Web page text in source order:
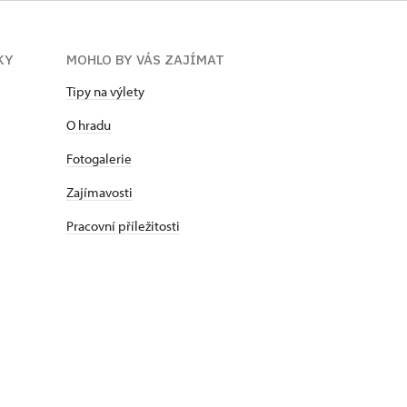
MOHLO BY VÁS ZAJÍMAT
Tipy na výlety
O hradu
Fotogalerie
Zajímavosti
Pracovní příležitosti